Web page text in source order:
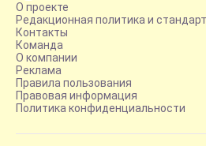
О проекте
Редакционная политика и
Контакты
Команда
О компании
Реклама
Правила пользования
Правовая информация
Политика конфиденциальности